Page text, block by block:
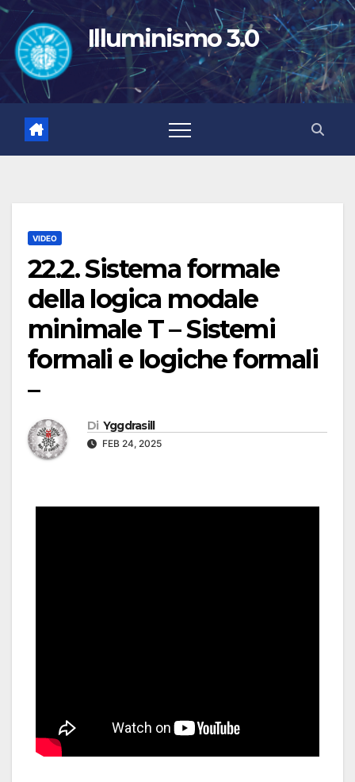
Salta
contenuto
Illuminismo 3.0
VIDEO
22.2. Sistema formale
della logica modale
minimale T – Sistemi
formali e logiche formali
–
Di Yggdrasill
FEB 24, 2025